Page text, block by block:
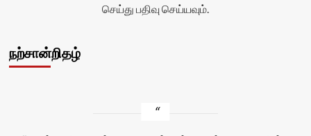
செய்து பதிவு செய்யவும்.
நற்சான்றிதழ்